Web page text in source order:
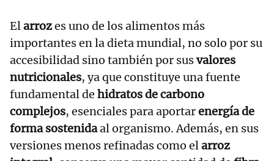
Elarrozes uno de los alimentos más
importantes en la dieta mundial, no solo por su
accesibilidad sino también por susvalores
nutricionales, ya que constituye una fuente
fundamental de hidratos de carbono
complejos, esenciales para aportarenergía de
forma sostenidaal organismo. Además, en sus
versiones menos refinadas como elarroz